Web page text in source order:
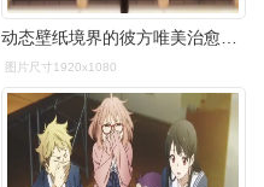
图片尺寸1920x1080